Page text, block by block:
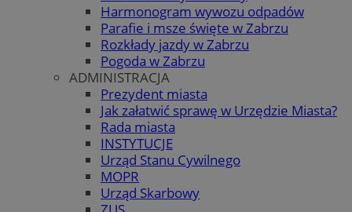
Harmonogram wywozu odpadów
Parafie i msze święte w Zabrzu
Rozkłady jazdy w Zabrzu
Pogoda w Zabrzu
ADMINISTRACJA
Prezydent miasta
Jak załatwić sprawę w Urzędzie Miasta?
Rada miasta
INSTYTUCJE
Urząd Stanu Cywilnego
MOPR
Urząd Skarbowy